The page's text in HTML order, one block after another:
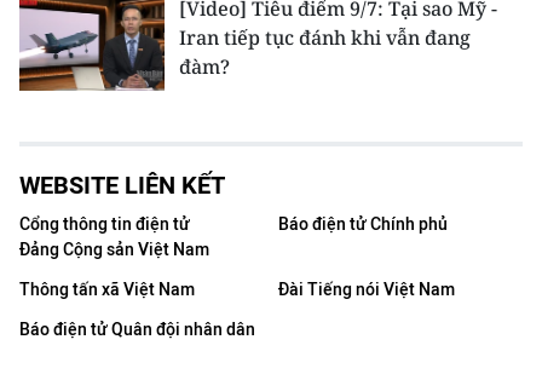
[Video] Tiêu điểm 9/7: Tại sao Mỹ -
Iran tiếp tục đánh khi vẫn đang
đàm?
WEBSITE LIÊN KẾT
Cổng thông tin điện tử
Đảng Cộng sản Việt Nam
Báo điện tử Chính phủ
Thông tấn xã Việt Nam
Đài Tiếng nói Việt Nam
Báo điện tử Quân đội nhân dân